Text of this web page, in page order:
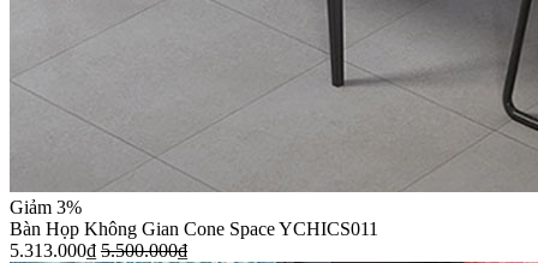
Giảm 3%
Bàn Họp Không Gian Cone Space YCHICS011
5.313.000₫ 5.500.000₫